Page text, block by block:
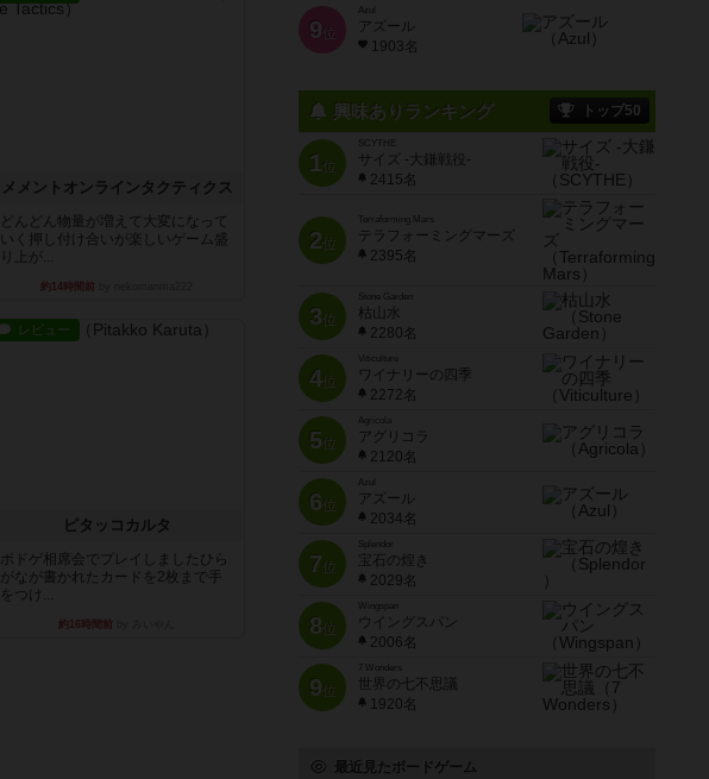
メメントオンラインタクティクス
どんどん物量が増えて大変になって
いく押し付け合いが楽しいゲーム盛
り上が...
約14時間前
レビュー
ピタッコカルタ
ボドゲ相席会でプレイしましたひら
がなが書かれたカードを2枚まで手
をつけ...
約16時間前
9 位
Azul
アズール
1903名
興味ありランキング トップ50
1位
SCYTHE
サイズ -大鎌戦役-
2415名
2位
Terraforming Mars
テラフォーミングマーズ
2395名
3位
Stone Garden
枯山水
2280名
4位
Viticulture
ワイナリーの四季
2272名
5位
Agricola
アグリコラ
2120名
6位
Azul
アズール
2034名
7位
宝石の煌き
2029名
8位
Wingspan
ウイングスパン
2006名
9位
7 Wonders
世界の七不思議
1920名
最近見たボードゲーム